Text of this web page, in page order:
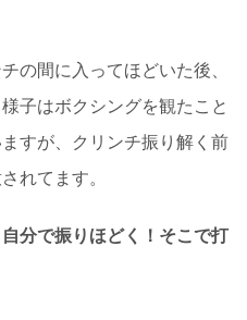
の間に入ってほどいた後、
子はボクシングを観たこと
すが、クリンチ振り解く前
れてます。
分で振りほどく！そこで打